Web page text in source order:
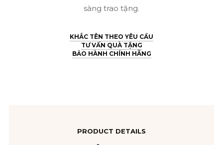
sàng trao tặng.
KHẮC TÊN THEO YÊU CẦU
TƯ VẤN QUÀ TẶNG
BẢO HÀNH CHÍNH HÃNG
PRODUCT DETAILS